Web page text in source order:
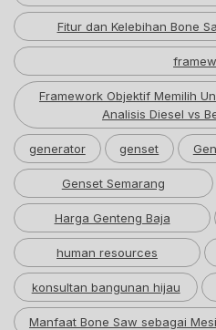
Fitur dan Kelebihan Bone
Framework Objektif Memilih
Analisis Diesel vs
generator genset
Genset Semarang
Harga Genteng Baja
human resources
konsultan bangunan hijau
Manfaat Bone Saw sebagai